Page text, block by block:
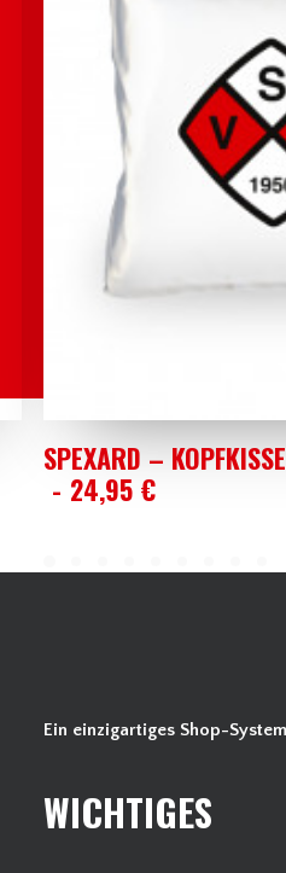
SPEXARD –
24,95 €
Ein einzigartiges Shop-
WICHTIGES